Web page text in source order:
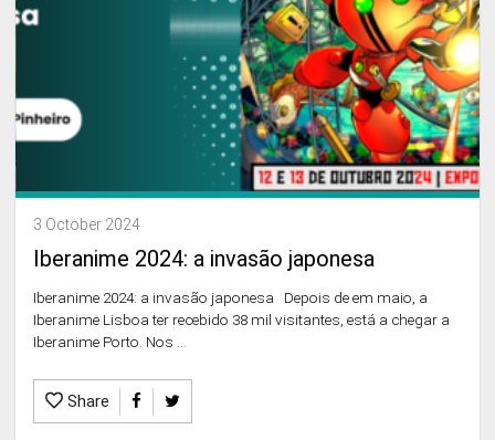
3 October 2024
Iberanime 2024: a invasão japonesa
Iberanime 2024: a invasão japonesa Depois de em maio, a
Iberanime Lisboa ter recebido 38 mil visitantes, está a chegar a
Iberanime Porto. Nos ...
Share